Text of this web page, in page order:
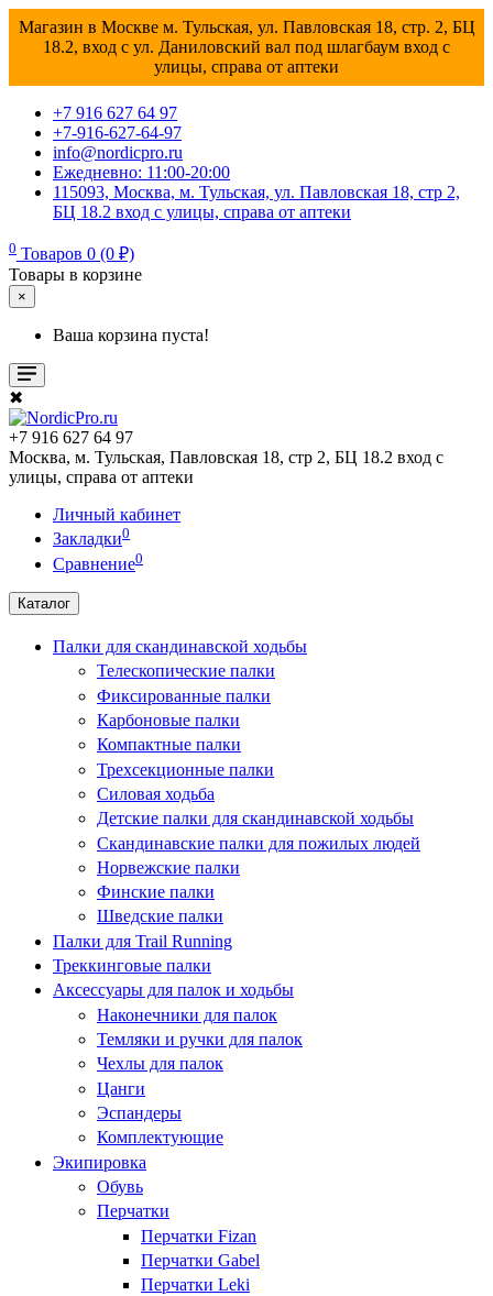
Магазин в Москве м. Тульская, ул. Павловская 18, стр. 2, БЦ
18.2, вход с ул. Даниловский вал под шлагбаум вход с
улицы, справа от аптеки
+7 916 627 64 97
+7-916-627-64-97
info@nordicpro.ru
Ежедневно: 11:00-20:00
115093, Москва, м. Тульская, ул. Павловская 18, стр 2,
БЦ 18.2 вход с улицы, справа от аптеки
0 Товаров 0 (0 ₽)
Товары в корзине
×
Ваша корзина пуста!
✖
+7 916 627 64 97
Москва, м. Тульская, Павловская 18, стр 2, БЦ 18.2 вход с
улицы, справа от аптеки
Личный кабинет
Закладки0
Сравнение0
Каталог
Палки для скандинавской ходьбы
Телескопические палки
Фиксированные палки
Карбоновые палки
Компактные палки
Трехсекционные палки
Силовая ходьба
Детские палки для скандинавской ходьбы
Скандинавские палки для пожилых людей
Норвежские палки
Финские палки
Шведские палки
Палки для Trail Running
Треккинговые палки
Аксессуары для палок и ходьбы
Наконечники для палок
Темляки и ручки для палок
Чехлы для палок
Цанги
Эспандеры
Комплектующие
Экипировка
Обувь
Перчатки
Перчатки Fizan
Перчатки Gabel
Перчатки Leki